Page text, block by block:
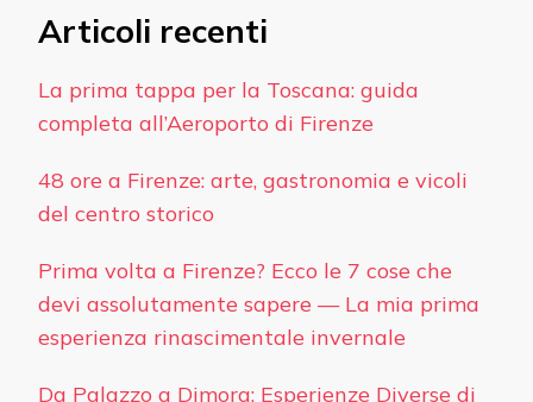
Articoli recenti
La prima tappa per la Toscana: guida
completa all’Aeroporto di Firenze
48 ore a Firenze: arte, gastronomia e vicoli
del centro storico
Prima volta a Firenze? Ecco le 7 cose che
devi assolutamente sapere — La mia prima
esperienza rinascimentale invernale
Da Palazzo a Dimora: Esperienze Diverse di